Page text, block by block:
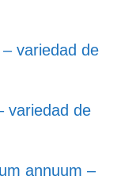
variedad de
variedad de
annuum –